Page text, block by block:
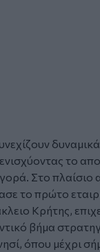
το
Στο πλαίσιο
το πρώτο
Κρήτης,
βήμα
όπου μέχρι